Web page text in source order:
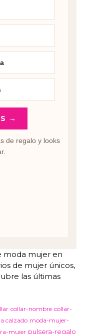
→
de regalo y looks
moda mujer en
de mujer únicos,
las últimas
collar-nombre collar-
calzado moda-mujer-
mujer pulsera-regalo